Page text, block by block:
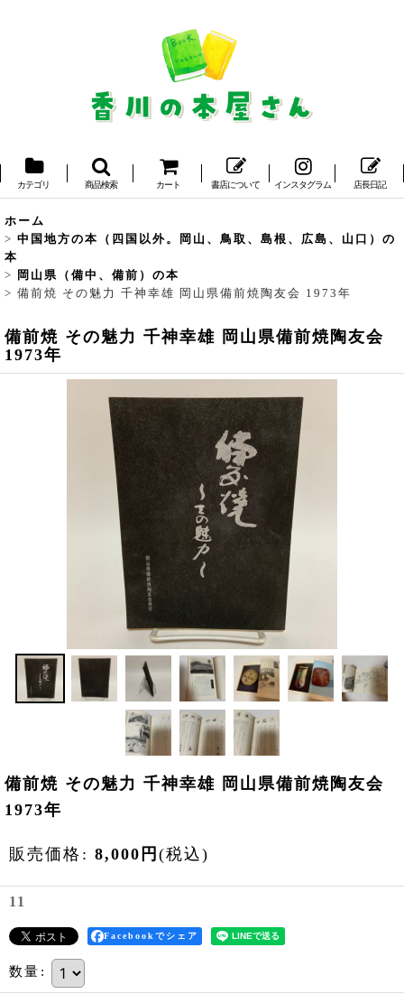
カテゴリ 商品検索 カート 書店について インスタグラム 店長日記
ホーム
> 中国地方の本（四国以外。岡山、鳥取、島根、広島、山口）の
本
>
岡山県（備中、備前）の本
> 備前焼 その魅力 千神幸雄 岡山県備前焼陶友会 1973年
備前焼 その魅力 千神幸雄 岡山県備前焼陶友会
1973年
備前焼 その魅力 千神幸雄 岡山県備前焼陶友会
1973年
販売価格 : 8,000 円 (税込)
11
Facebookでシェア
数量 :